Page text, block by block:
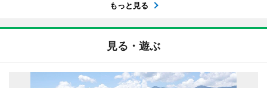
もっと見る
見る・遊ぶ